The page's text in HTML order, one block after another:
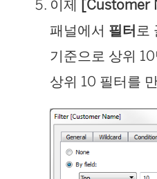
이제 [Customer
패널에서 필터로
기준으로 상위
상위 10 필터를